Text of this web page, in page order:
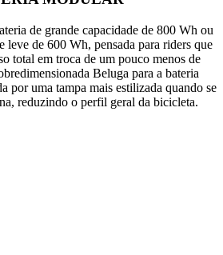
de grande capacidade de 800 Wh ou
leve de 600 Wh, pensada para riders que
total em troca de um pouco menos de
Beluga para a bateria
por uma tampa mais estilizada quando se
reduzindo o perfil geral da bicicleta.